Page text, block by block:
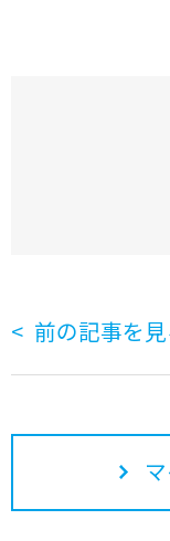
前の記事を見